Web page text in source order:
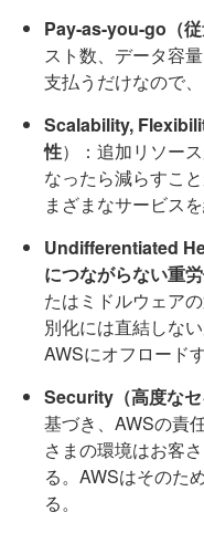
Pay-as-you-go（
スト数、データ容
支払うだけなので
Scalability,
性）：追加リソー
なったら減らすこ
まざまなサービス
Undifferentiated
につながらない重
たはミドルウェア
別化には直結しな
AWSにオフロード
Security（高度なセ
基づき、AWSの責
さまの環境はお客
る。AWSはそのた
る。